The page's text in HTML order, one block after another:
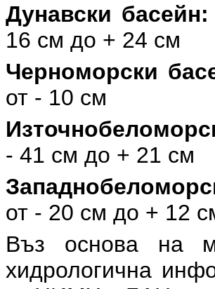
Дунавски басейн:
16 см до + 24 см
Черноморски
от - 10 см
- 41 см до + 21 см
от - 20 см до + 12
Въз основа на
хидрологична